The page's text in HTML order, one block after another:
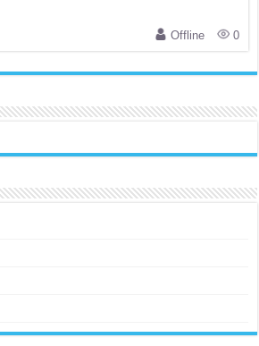
Offline
0